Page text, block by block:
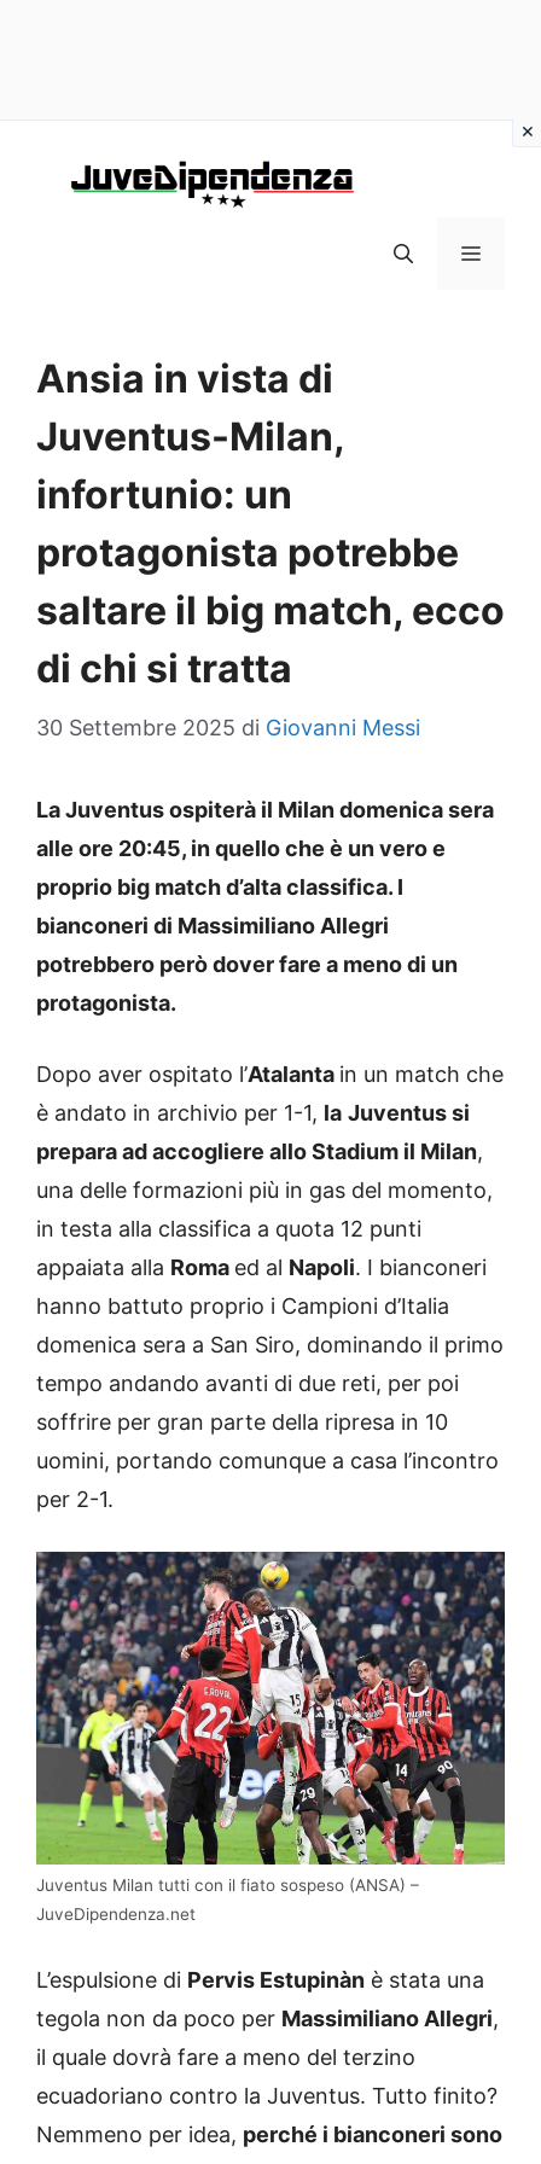
MENU
Ansia in vista di
Juventus-Milan,
infortunio: un
protagonista potrebbe
saltare il big match, ecco
di chi si tratta
30 Settembre 2025 di Giovanni Messi
La Juventus ospiterà il Milan domenica sera
alle ore 20:45, in quello che è un vero e
proprio big match d’alta classifica. I
bianconeri di Massimiliano Allegri
potrebbero però dover fare a meno di un
protagonista.
Dopo aver ospitato l’Atalanta in un match che
è andato in archivio per 1-1, la Juventus si
prepara ad accogliere allo Stadium il Milan,
una delle formazioni più in gas del momento,
in testa alla classifica a quota 12 punti
appaiata alla Roma ed al Napoli. I bianconeri
hanno battuto proprio i Campioni d’Italia
domenica sera a San Siro, dominando il primo
tempo andando avanti di due reti, per poi
soffrire per gran parte della ripresa in 10
uomini, portando comunque a casa l’incontro
per 2-1.
Juventus Milan tutti con il fiato sospeso (ANSA) –
JuveDipendenza.net
L’espulsione di Pervis Estupinàn è stata una
tegola non da poco per Massimiliano Allegri,
il quale dovrà fare a meno del terzino
ecuadoriano contro la Juventus. Tutto finito?
Nemmeno per idea, perché i bianconeri sono